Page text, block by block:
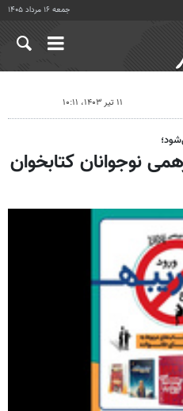
جمعه ۱۶ مرداد ۱۴۰۵
۱۱ تیر ۱۴۰۳، ۱۰:۱۱
نوجوانان کتابخوان